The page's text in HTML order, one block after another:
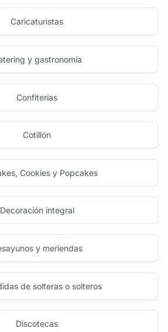
Caricaturistas
y gastronomía
Confiterías
Cotillón
Cookies y Popcakes
Decoración integral
y meriendas
de solteras o solteros
Discotecas